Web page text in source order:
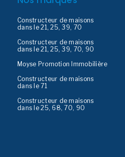
Constructeur de maisons
dans le 21, 25, 39, 70
Constructeur de maisons
dans le 21, 25, 39, 70, 90
Moyse Promotion Immobilière
Constructeur de maisons
dans le 71
Constructeur de maisons
dans le 25, 68, 70, 90